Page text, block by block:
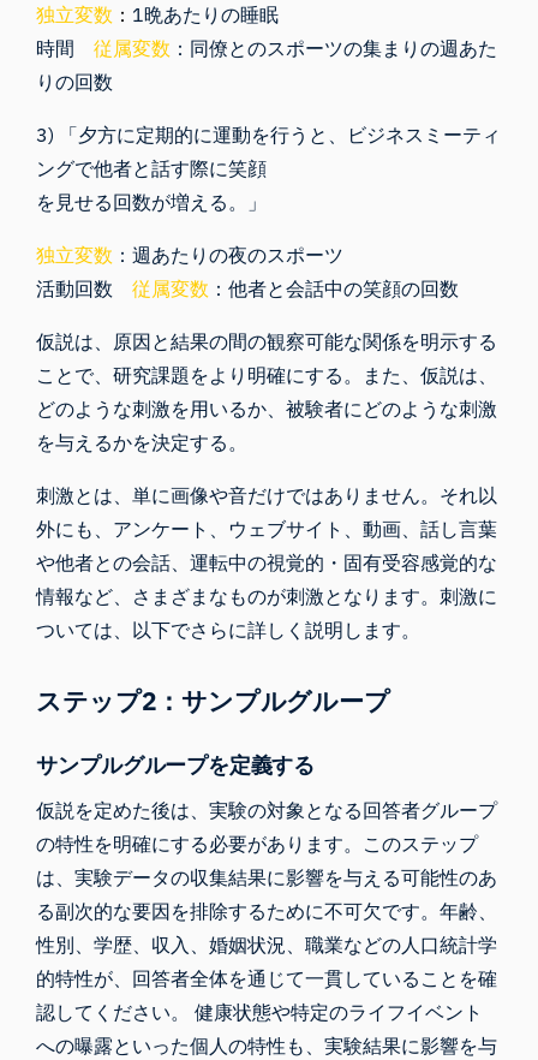
独立変数 ： 1晩あたりの睡眠
時間従属変数 ：同僚とのスポーツの集まりの週あた
りの回数
3) 「夕方に定期的に運動を行うと、ビジネスミーティ
ングで他者と話す際に笑顔
を見せる回数が増える。」
独立変数 ：週あたりの夜のスポーツ
活動回数従属変数 ：他者と会話中の笑顔の回数
仮説は、原因と結果の間の観察可能な関係を明示する
ことで、研究課題をより明確にする。また、仮説は、
どのような刺激を用いるか、被験者にどのような刺激
を与えるかを決定する。
刺激とは、単に画像や音だけではありません。それ以
外にも、アンケート、ウェブサイト、動画、話し言葉
や他者との会話、運転中の視覚的・固有受容感覚的な
情報など、さまざまなものが刺激となります。刺激に
ついては、以下でさらに詳しく説明します。
ステップ2：サンプルグループ
サンプルグループを定義する
仮説を定めた後は、実験の対象となる回答者グループ
の特性を明確にする必要があります。このステップ
は、実験データの収集結果に影響を与える可能性のあ
る副次的な要因を排除するために不可欠です。年齢、
性別、学歴、収入、婚姻状況、職業などの人口統計学
的特性が、回答者全体を通じて一貫していることを確
認してください。 健康状態や特定のライフイベント
への曝露といった個人の特性も、実験結果に影響を与